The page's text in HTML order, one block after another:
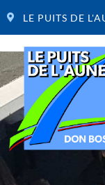
LE PUITS DE